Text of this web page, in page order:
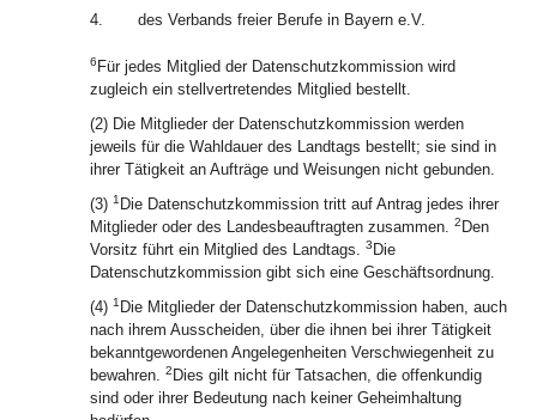
4.
des Verbands freier Berufe in Bayern e.V.
6 Für jedes Mitglied der Datenschutzkommission wird
zugleich ein stellvertretendes Mitglied bestellt.
(2) Die Mitglieder der Datenschutzkommission werden
jeweils für die Wahldauer des Landtags bestellt; sie sind in
ihrer Tätigkeit an Aufträge und Weisungen nicht gebunden.
(3) 1 Die Datenschutzkommission tritt auf Antrag jedes ihrer
Mitglieder oder des Landesbeauftragten zusammen. 2 Den
Vorsitz führt ein Mitglied des Landtags. 3 Die
Datenschutzkommission gibt sich eine Geschäftsordnung.
(4) 1 Die Mitglieder der Datenschutzkommission haben, auch
nach ihrem Ausscheiden, über die ihnen bei ihrer Tätigkeit
bekanntgewordenen Angelegenheiten Verschwiegenheit zu
bewahren. 2 Dies gilt nicht für Tatsachen, die offenkundig
sind oder ihrer Bedeutung nach keiner Geheimhaltung